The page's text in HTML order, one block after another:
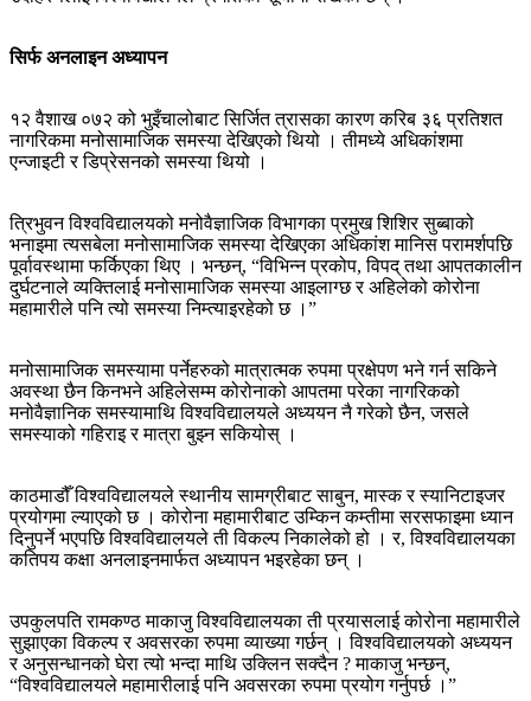
सिर्फ अनलाइन अध्यापन
१२ वैशाख ०७२ को भुइँचालोबाट सिर्जित त्रासका कारण करिब ३६ प्रतिशत
नागरिकमा मनोसामाजिक समस्या देखिएको थियो । तीमध्ये अधिकांशमा
एन्जाइटी र डिप्रेसनको समस्या थियो ।
त्रिभुवन विश्वविद्यालयको मनोवैज्ञाजिक विभागका प्रमुख शिशिर सुब्बाको
भनाइमा त्यसबेला मनोसामाजिक समस्या देखिएका अधिकांश मानिस परामर्शपछि
पूर्वावस्थामा फर्किएका थिए । भन्छन्, “विभिन्‍न प्रकोप, विपद् तथा आपतकालीन
दुर्घटनाले व्यक्तिलाई मनोसामाजिक समस्या आइलाग्छ र अहिलेको कोरोना
महामारीले पनि त्यो समस्या निम्त्याइरहेको छ ।”
मनोसामाजिक समस्यामा पर्नेहरुको मात्रात्मक रुपमा प्रक्षेपण भने गर्न सकिने
अवस्था छैन किनभने अहिलेसम्म कोरोनाको आपतमा परेका नागरिकको
मनोवैज्ञानिक समस्यामाथि विश्वविद्यालयले अध्ययन नै गरेको छैन, जसले
समस्याको गहिराइ र मात्रा बुझ्न सकियोस् ।
काठमाडौँ विश्वविद्यालयले स्थानीय सामग्रीबाट साबुन, मास्क र स्यानिटाइजर
प्रयोगमा ल्याएको छ । कोरोना महामारीबाट उम्किन कम्तीमा सरसफाइमा ध्यान
दिनुपर्ने भएपछि विश्वविद्यालयले ती विकल्प निकालेको हो । र, विश्वविद्यालयका
कतिपय कक्षा अनलाइनमार्फत अध्यापन भइरहेका छन् ।
उपकुलपति रामकण्ठ माकाजु विश्वविद्यालयका ती प्रयासलाई कोरोना महामारीले
सुझाएका विकल्प र अवसरका रुपमा व्याख्या गर्छन् । विश्वविद्यालयको अध्ययन
र अनुसन्धानको घेरा त्यो भन्दा माथि उक्लिन सक्दैन ? माकाजु भन्छन्,
“विश्वविद्यालयले महामारीलाई पनि अवसरका रुपमा प्रयोग गर्नुपर्छ ।”